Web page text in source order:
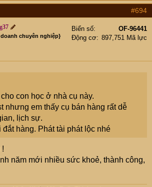
#694
chuyên nghiệp}
Biển số
OF-96441
Động cơ
897,751 Mã lực
con học ở nhà cụ này.
nhưng em thấy cụ bán hàng rất dễ
lịch sự.
hàng. Phát tài phát lộc nhé
!
năm mới nhiều sức khoẻ, thành công,